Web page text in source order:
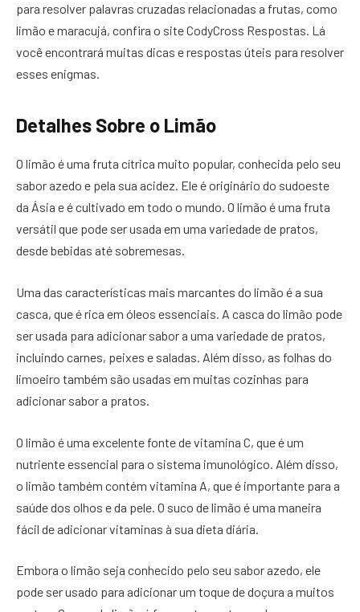
para resolver palavras cruzadas relacionadas a frutas, como
limão e maracujá, confira o site CodyCross Respostas. Lá
você encontrará muitas dicas e respostas úteis para resolver
esses enigmas.
Detalhes Sobre o Limão
O limão é uma fruta cítrica muito popular, conhecida pelo seu
sabor azedo e pela sua acidez. Ele é originário do sudoeste
da Ásia e é cultivado em todo o mundo. O limão é uma fruta
versátil que pode ser usada em uma variedade de pratos,
desde bebidas até sobremesas.
Uma das características mais marcantes do limão é a sua
casca, que é rica em óleos essenciais. A casca do limão pode
ser usada para adicionar sabor a uma variedade de pratos,
incluindo carnes, peixes e saladas. Além disso, as folhas do
limoeiro também são usadas em muitas cozinhas para
adicionar sabor a pratos.
O limão é uma excelente fonte de vitamina C, que é um
nutriente essencial para o sistema imunológico. Além disso,
o limão também contém vitamina A, que é importante para a
saúde dos olhos e da pele. O suco de limão é uma maneira
fácil de adicionar vitaminas à sua dieta diária.
Embora o limão seja conhecido pelo seu sabor azedo, ele
pode ser usado para adicionar um toque de doçura a muitos